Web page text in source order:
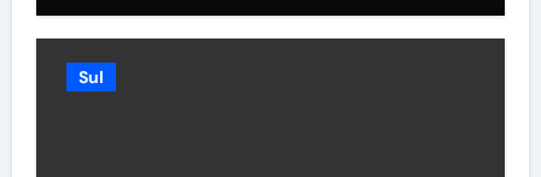
Sul